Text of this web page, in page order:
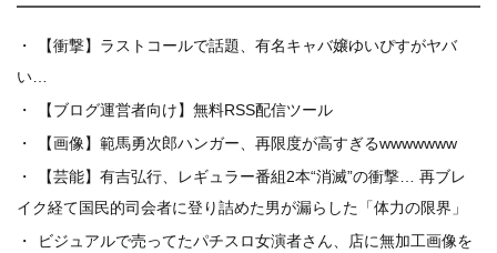
【衝撃】ラストコールで話題、有名キャバ嬢ゆいぴすがヤバ
い…
【ブログ運営者向け】無料RSS配信ツール
【画像】範馬勇次郎ハンガー、再限度が高すぎるwwwwwww
【芸能】有吉弘行、レギュラー番組2本“消滅”の衝撃… 再ブレ
イク経て国民的司会者に登り詰めた男が漏らした「体力の限界」
ビジュアルで売ってたパチスロ女演者さん、店に無加工画像を